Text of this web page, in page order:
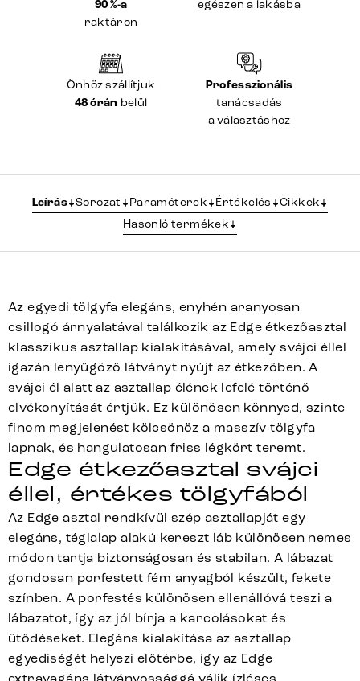
90 %-a
raktáron
egészen a lakásba
Önhöz szállítjuk
48 órán belül
Professzionális
tanácsadás
a választáshoz
Leírás Sorozat Paraméterek Értékelés
Cikkek
Hasonló termékek
Az egyedi tölgyfa elegáns, enyhén aranyosan
csillogó árnyalatával találkozik az Edge étkezőasztal
klasszikus asztallap kialakításával, amely svájci éllel
igazán lenyűgöző látványt nyújt az étkezőben. A
svájci él alatt az asztallap élének lefelé történő
elvékonyítását értjük. Ez különösen könnyed, szinte
finom megjelenést kölcsönöz a masszív tölgyfa
lapnak, és hangulatosan friss légkört teremt.
Edge étkezőasztal svájci
éllel, értékes tölgyfából
Az Edge asztal rendkívül szép asztallapját egy
elegáns, téglalap alakú kereszt láb különösen nemes
módon tartja biztonságosan és stabilan. A lábazat
gondosan porfestett fém anyagból készült, fekete
színben. A porfestés különösen ellenállóvá teszi a
lábazatot, így az jól bírja a karcolásokat és
ütődéseket. Elegáns kialakítása az asztallap
egyediségét helyezi előtérbe, így az Edge